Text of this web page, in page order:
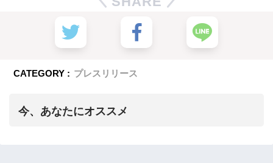
CATEGORY : プレスリリース
今、あなたにオススメ